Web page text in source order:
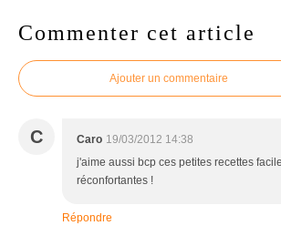
Commenter cet article
Ajouter un commentaire
C Caro 19/03/2012 14:38
j'aime aussi bcp ces petites recettes
réconfortantes !
Répondre